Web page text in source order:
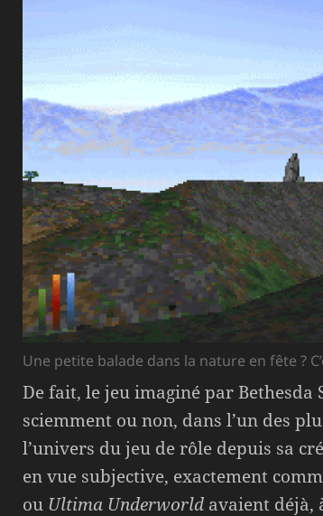
Une petite balade dans la nature en fête ?
De fait, le jeu imaginé par Bethesda
sciemment ou non, dans l’un des
l’univers du jeu de rôle depuis sa
en vue subjective, exactement
ou Ultima Underworld avaient déjà,